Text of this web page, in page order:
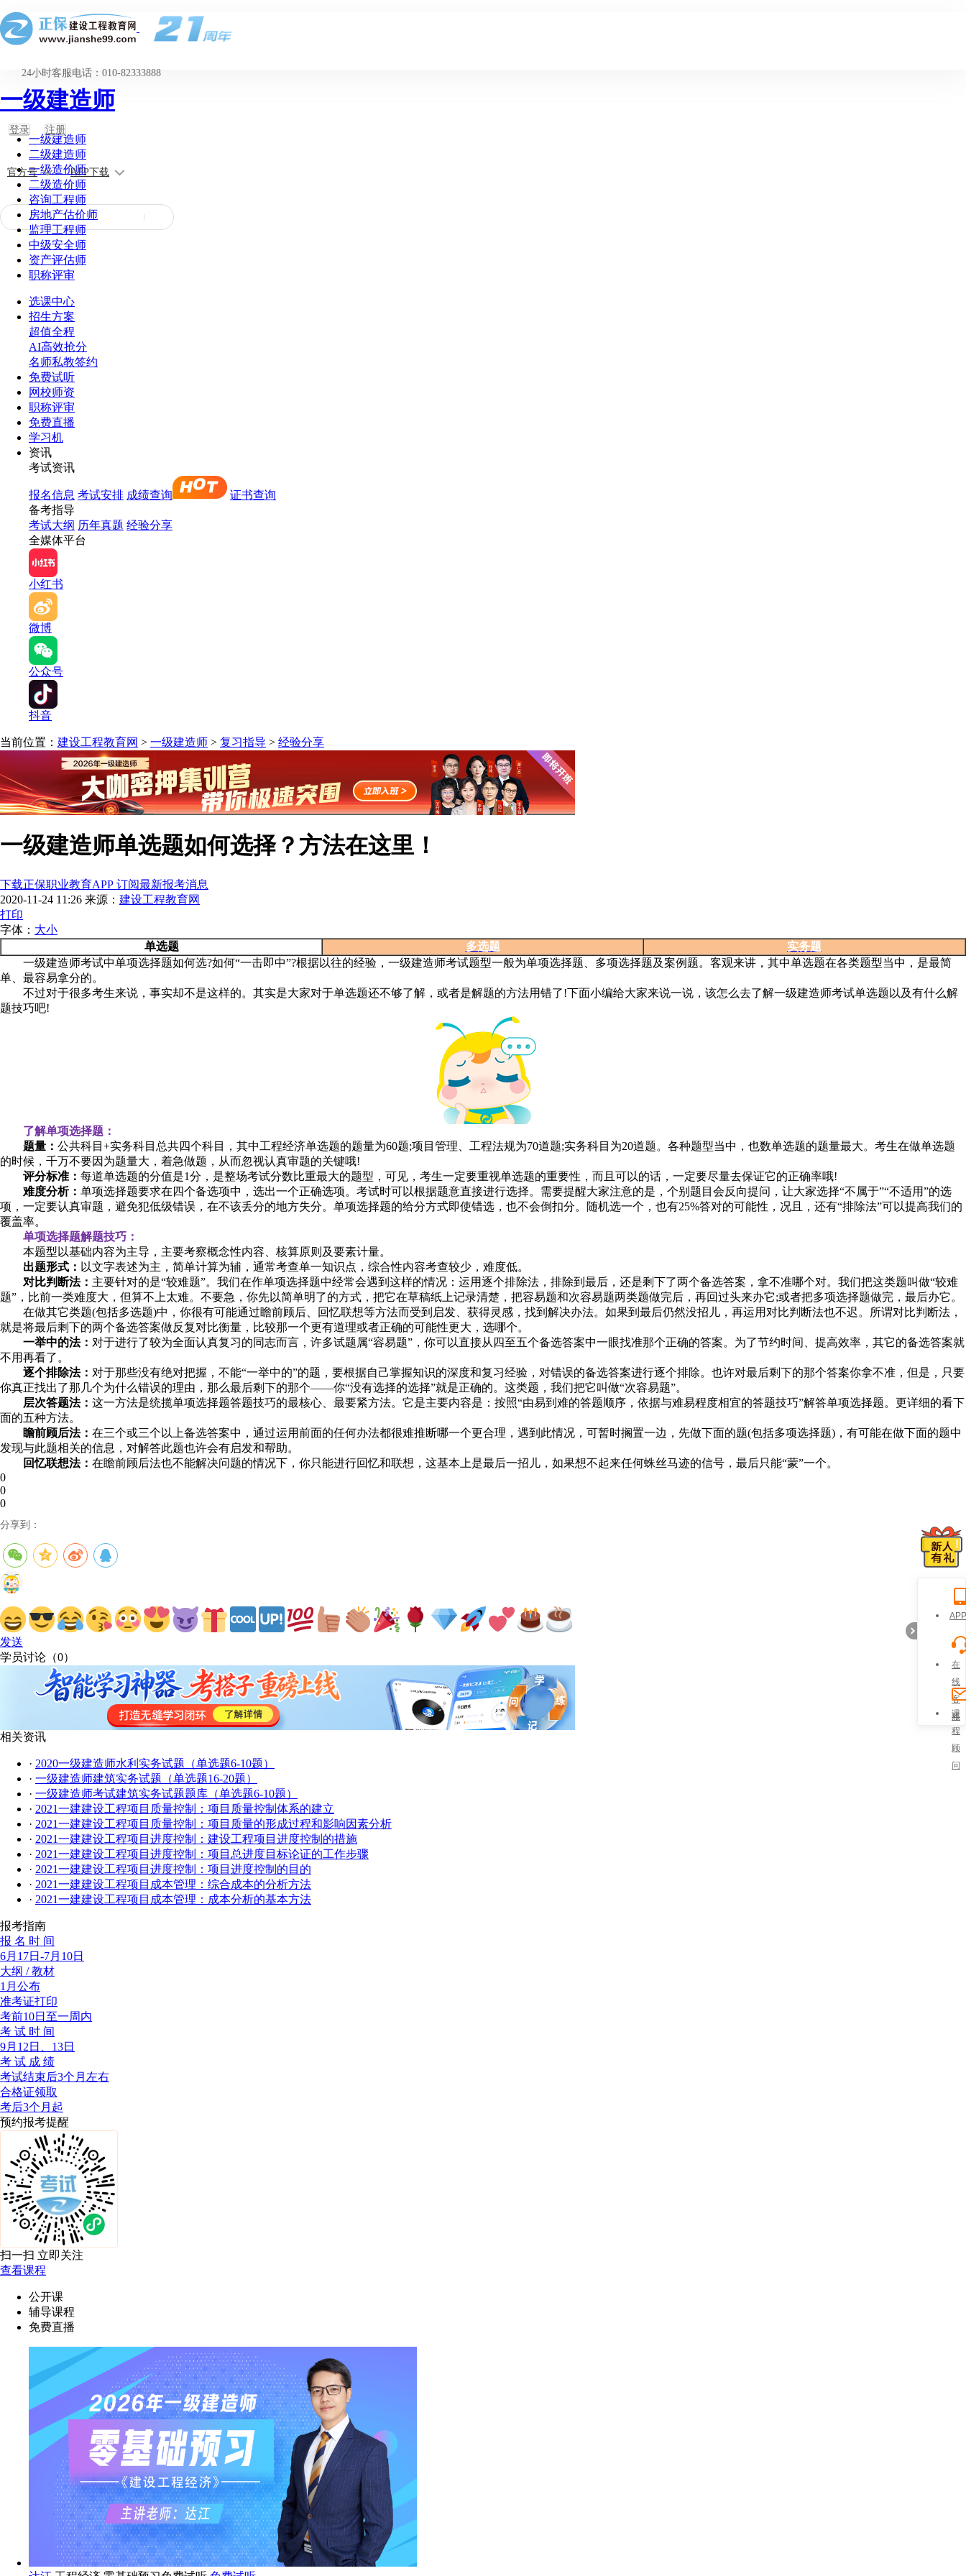
24小时客服电话：010-82333888
登录 注册
官方号 APP下载
一级建造师
一级建造师
二级建造师
一级造价师
二级造价师
咨询工程师
房地产估价师
监理工程师
中级安全师
资产评估师
职称评审
选课中心
招生方案
超值全程
AI高效抢分
名师私教签约
免费试听
网校师资
职称评审
免费直播
学习机
资讯
考试资讯
报名信息 考试安排 成绩查询
证书查询
备考指导
考试大纲 历年真题 经验分享
全媒体平台
小红书
微博
公众号
抖音
当前位置： 建设工程教育网 > 一级建造师 > 复习指导 > 经验分享
一级建造师单选题如何选择？方法在这里！
下载正保职业教育APP 订阅最新报考消息
2020-11-24 11:26 来源： 建设工程教育网
打印
字体： 大小
单选题
多选题
实务题
一级建造师考试中单项选择题如何选?如何“一击即中”?根据以往的经验，一级建造师考试题型一般为单项选择题、多项选择题及案例题。客观来讲，其中单选题在各类题型当中，是最简
单、最容易拿分的。
不过对于很多考生来说，事实却不是这样的。其实是大家对于单选题还不够了解，或者是解题的方法用错了!下面小编给大家来说一说，该怎么去了解一级建造师考试单选题以及有什么解
题技巧吧!
了解单项选择题：
题量： 公共科目+实务科目总共四个科目，其中工程经济单选题的题量为60题;项目管理、工程法规为70道题;实务科目为20道题。各种题型当中，也数单选题的题量最大。考生在做单选题
的时候，千万不要因为题量大，着急做题，从而忽视认真审题的关键哦!
评分标准： 每道单选题的分值是1分，是整场考试分数比重最大的题型，可见，考生一定要重视单选题的重要性，而且可以的话，一定要尽量去保证它的正确率哦!
难度分析： 单项选择题要求在四个备选项中，选出一个正确选项。考试时可以根据题意直接进行选择。需要提醒大家注意的是，个别题目会反向提问，让大家选择“不属于”“不适用”的选
项，一定要认真审题，避免犯低级错误，在不该丢分的地方失分。单项选择题的给分方式即使错选，也不会倒扣分。随机选一个，也有25%答对的可能性，况且，还有“排除法”可以提高我们的
覆盖率。
单项选择题解题技巧：
本题型以基础内容为主导，主要考察概念性内容、核算原则及要素计量。
出题形式： 以文字表述为主，简单计算为辅，通常考查单一知识点，综合性内容考查较少，难度低。
对比判断法： 主要针对的是“较难题”。我们在作单项选择题中经常会遇到这样的情况：运用逐个排除法，排除到最后，还是剩下了两个备选答案，拿不准哪个对。我们把这类题叫做“较难
题”，比前一类难度大，但算不上太难。不要急，你先以简单明了的方式，把它在草稿纸上记录清楚，把容易题和次容易题两类题做完后，再回过头来办它;或者把多项选择题做完，最后办它。
在做其它类题(包括多选题)中，你很有可能通过瞻前顾后、回忆联想等方法而受到启发、获得灵感，找到解决办法。如果到最后仍然没招儿，再运用对比判断法也不迟。所谓对比判断法，
就是将最后剩下的两个备选答案做反复对比衡量，比较那一个更有道理或者正确的可能性更大，选哪个。
一举中的法： 对于进行了较为全面认真复习的同志而言，许多试题属“容易题”，你可以直接从四至五个备选答案中一眼找准那个正确的答案。为了节约时间、提高效率，其它的备选答案就
不用再看了。
逐个排除法： 对于那些没有绝对把握，不能“一举中的”的题，要根据自己掌握知识的深度和复习经验，对错误的备选答案进行逐个排除。也许对最后剩下的那个答案你拿不准，但是，只要
你真正找出了那几个为什么错误的理由，那么最后剩下的那个——你“没有选择的选择”就是正确的。这类题，我们把它叫做“次容易题”。
层次答题法： 这一方法是统揽单项选择题答题技巧的最核心、最要紧方法。它是主要内容是：按照“由易到难的答题顺序，依据与难易程度相宜的答题技巧”解答单项选择题。更详细的看下
面的五种方法。
瞻前顾后法： 在三个或三个以上备选答案中，通过运用前面的任何办法都很难推断哪一个更合理，遇到此情况，可暂时搁置一边，先做下面的题(包括多项选择题)，有可能在做下面的题中
发现与此题相关的信息，对解答此题也许会有启发和帮助。
回忆联想法： 在瞻前顾后法也不能解决问题的情况下，你只能进行回忆和联想，这基本上是最后一招儿，如果想不起来任何蛛丝马迹的信号，最后只能“蒙”一个。
0
0
0
分享到：
发送
学员讨论（0）
相关资讯
· 2020一级建造师水利实务试题（单选题6-10题）
· 一级建造师建筑实务试题（单选题16-20题）
· 一级建造师考试建筑实务试题题库（单选题6-10题）
· 2021一建建设工程项目质量控制：项目质量控制体系的建立
· 2021一建建设工程项目质量控制：项目质量的形成过程和影响因素分析
· 2021一建建设工程项目进度控制：建设工程项目进度控制的措施
· 2021一建建设工程项目进度控制：项目总进度目标论证的工作步骤
· 2021一建建设工程项目进度控制：项目进度控制的目的
· 2021一建建设工程项目成本管理：综合成本的分析方法
· 2021一建建设工程项目成本管理：成本分析的基本方法
报考指南
报 名 时 间
6月17日-7月10日
大纲 / 教材
1月公布
准考证打印
考前10日至一周内
考 试 时 间
9月12日、13日
考 试 成 绩
考试结束后3个月左右
合格证领取
考后3个月起
预约报考提醒
扫一扫 立即关注
查看课程
公开课
辅导课程
免费直播
APP
在
线
客
服
课
程
顾
问